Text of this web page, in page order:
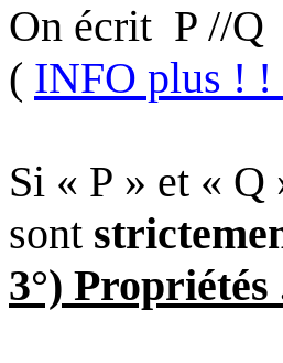
On écrit P //Q
( INFO plus !
Si « P » et « Q
sont
3°) Propriétés